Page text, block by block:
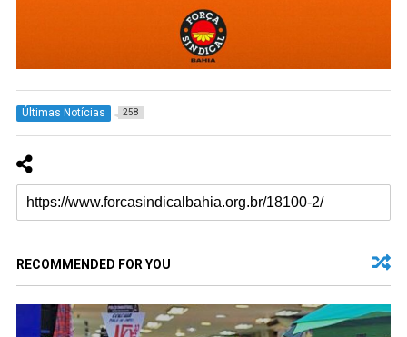
Últimas Notícias 258
RECOMMENDED FOR YOU